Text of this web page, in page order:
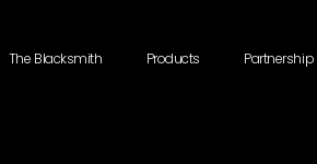
The Blacksmith Products Partnership